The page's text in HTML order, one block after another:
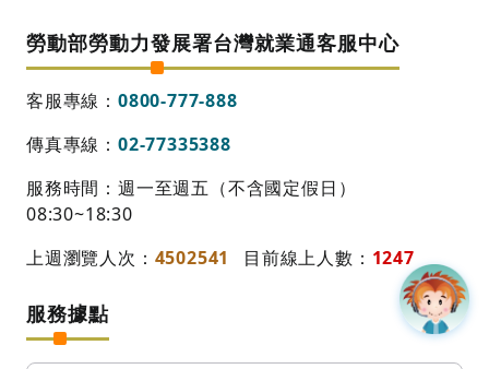
勞動部勞動力發展署台灣就業通客服中心
客服專線： 0800-777-888
傳真專線： 02-77335388
服務時間：週一至週五（不含國定假日）
08:30~18:30
上週瀏覽人次： 4502541 目前線上人數： 1247
服務據點